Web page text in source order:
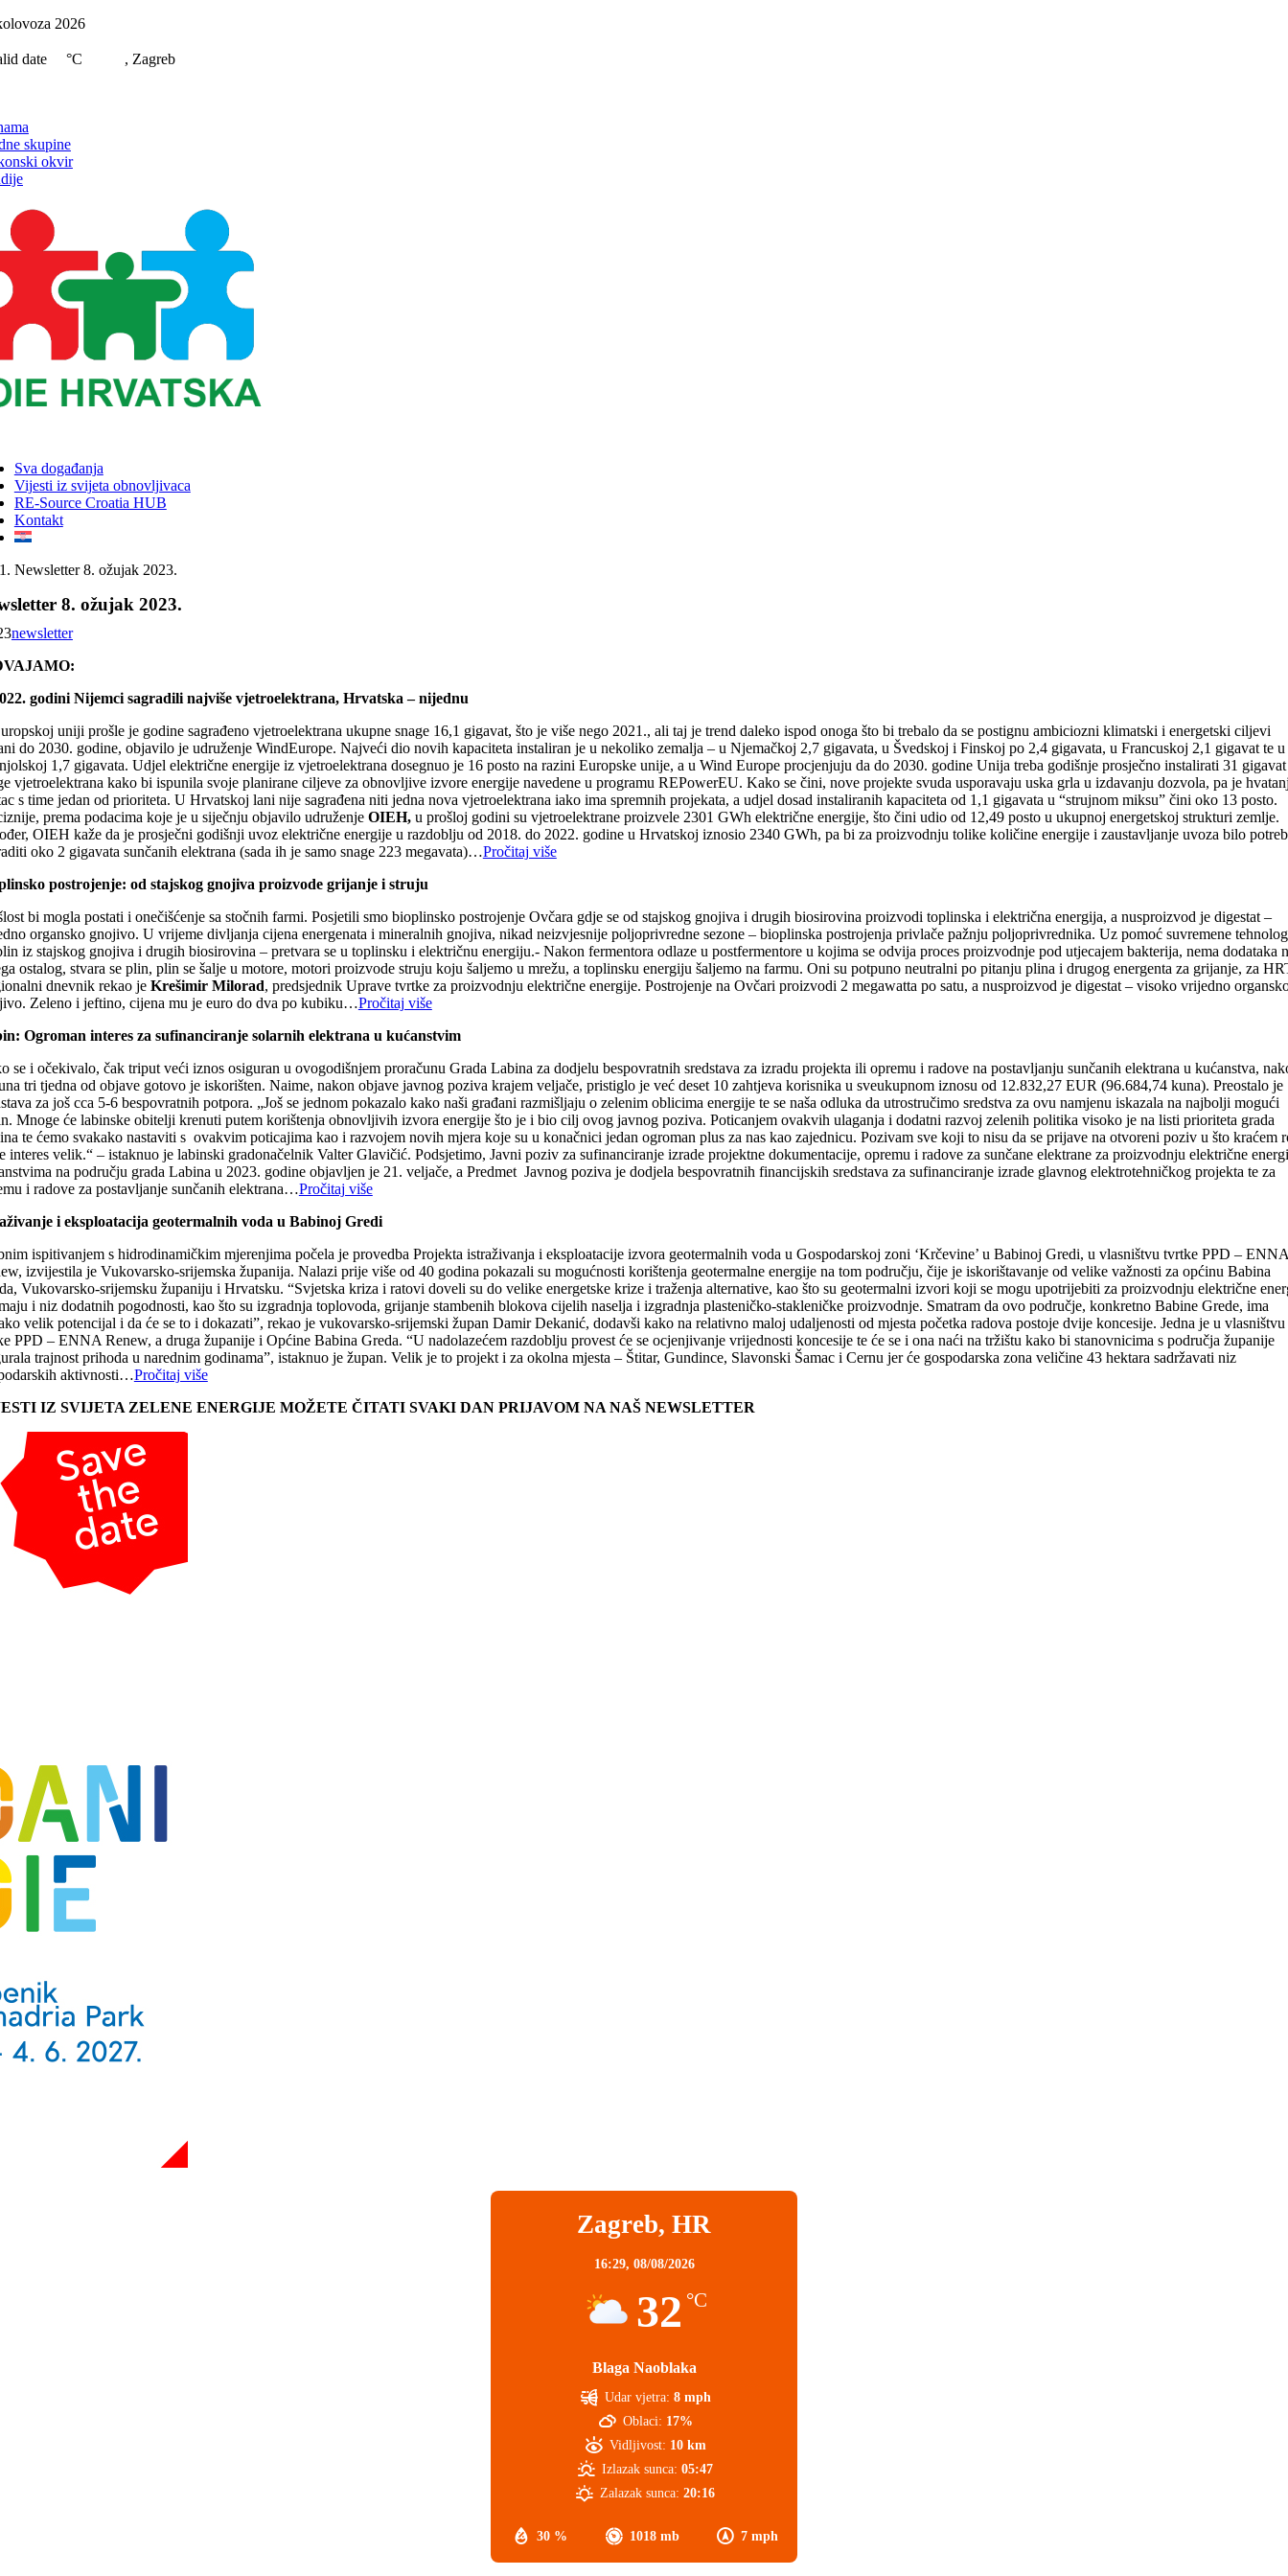
Skip
content
2026
date °C , Zagreb
skupine
okvir
Sva događanja
Vijesti iz svijeta obnovljivaca
RE-Source Croatia HUB
Kontakt
Newsletter 8. ožujak 2023.
8. ožujak 2023.
newsletter
godini Nijemci sagradili najviše vjetroelektrana, Hrvatska – nijednu
uniji prošle je godine sagrađeno vjetroelektrana ukupne snage 16,1 gigavat, što je više nego 2021., ali taj je trend daleko ispod onoga što bi trebalo da se postignu ambiciozni klimatski i energetski ciljevi
do 2030. godine, objavilo je udruženje WindEurope. Najveći dio novih kapaciteta instaliran je u nekoliko zemalja – u Njemačkoj 2,7 gigavata, u Švedskoj i Finskoj po 2,4 gigavata, u Francuskoj 2,1 gigavat te u
1,7 gigavata. Udjel električne energije iz vjetroelektrana dosegnuo je 16 posto na razini Europske unije, a u Wind Europe procjenjuju da do 2030. godine Unija treba godišnje prosječno instalirati 31 gigavat
vjetroelektrana kako bi ispunila svoje planirane ciljeve za obnovljive izvore energije navedene u programu REPowerEU. Kako se čini, nove projekte svuda usporavaju uska grla u izdavanju dozvola, pa je
s time jedan od prioriteta. U Hrvatskoj lani nije sagrađena niti jedna nova vjetroelektrana iako ima spremnih projekata, a udjel dosad instaliranih kapaciteta od 1,1 gigavata u “strujnom miksu” čini oko 13 posto.
prema podacima koje je u siječnju objavilo udruženje OIEH, u prošloj godini su vjetroelektrane proizvele 2301 GWh električne energije, što čini udio od 12,49 posto u ukupnoj energetskoj strukturi zemlje.
OIEH kaže da je prosječni godišnji uvoz električne energije u razdoblju od 2018. do 2022. godine u Hrvatskoj iznosio 2340 GWh, pa bi za proizvodnju tolike količine energije i zaustavljanje uvoza bilo
oko 2 gigavata sunčanih elektrana (sada ih je samo snage 223 megavata)…Pročitaj više
postrojenje: od stajskog gnojiva proizvode grijanje i struju
bi mogla postati i onečišćenje sa stočnih farmi. Posjetili smo bioplinsko postrojenje Ovčara gdje se od stajskog gnojiva i drugih biosirovina proizvodi toplinska i električna energija, a nusproizvod je digestat –
organsko gnojivo. U vrijeme divljanja cijena energenata i mineralnih gnojiva, nikad neizvjesnije poljoprivredne sezone – bioplinska postrojenja privlače pažnju poljoprivrednika. Uz pomoć suvremene
iz stajskog gnojiva i drugih biosirovina – pretvara se u toplinsku i električnu energiju.- Nakon fermentora odlaze u postfermentore u kojima se odvija proces proizvodnje pod utjecajem bakterija, nema dodataka
ostalog, stvara se plin, plin se šalje u motore, motori proizvode struju koju šaljemo u mrežu, a toplinsku energiju šaljemo na farmu. Oni su potpuno neutralni po pitanju plina i drugog energenta za grijanje, za
dnevnik rekao je Krešimir Milorad, predsjednik Uprave tvrtke za proizvodnju električne energije. Postrojenje na Ovčari proizvodi 2 megawatta po satu, a nusproizvod je digestat – visoko vrijedno
Zeleno i jeftino, cijena mu je euro do dva po kubiku…Pročitaj više
Ogroman interes za sufinanciranje solarnih elektrana u kućanstvim
se i očekivalo, čak triput veći iznos osiguran u ovogodišnjem proračunu Grada Labina za dodjelu bespovratnih sredstava za izradu projekta ili opremu i radove na postavljanju sunčanih elektrana u kućanstva,
tri tjedna od objave gotovo je iskorišten. Naime, nakon objave javnog poziva krajem veljače, pristiglo je već deset 10 zahtjeva korisnika u sveukupnom iznosu od 12.832,27 EUR (96.684,74 kuna). Preostalo je
za još cca 5-6 bespovratnih potpora. „Još se jednom pokazalo kako naši građani razmišljaju o zelenim oblicima energije te se naša odluka da utrostručimo sredstva za ovu namjenu iskazala na najbolji mogući
Mnoge će labinske obitelji krenuti putem korištenja obnovljivih izvora energije što je i bio cilj ovog javnog poziva. Poticanjem ovakvih ulaganja i dodatni razvoj zelenih politika visoko je na listi prioriteta grada
te ćemo svakako nastaviti s ovakvim poticajima kao i razvojem novih mjera koje su u konačnici jedan ogroman plus za nas kao zajednicu. Pozivam sve koji to nisu da se prijave na otvoreni poziv u što kraćem
interes velik.“ – istaknuo je labinski gradonačelnik Valter Glavičić. Podsjetimo, Javni poziv za sufinanciranje izrade projektne dokumentacije, opremu i radove za sunčane elektrane za proizvodnju električne
na području grada Labina u 2023. godine objavljen je 21. veljače, a Predmet Javnog poziva je dodjela bespovratnih financijskih sredstava za sufinanciranje izrade glavnog elektrotehničkog projekta te za
i radove za postavljanje sunčanih elektrana…Pročitaj više
i eksploatacija geotermalnih voda u Babinoj Gredi
ispitivanjem s hidrodinamičkim mjerenjima počela je provedba Projekta istraživanja i eksploatacije izvora geotermalnih voda u Gospodarskoj zoni ‘Krčevine’ u Babinoj Gredi, u vlasništvu tvrtke PPD – ENNA
izvijestila je Vukovarsko-srijemska županija. Nalazi prije više od 40 godina pokazali su mogućnosti korištenja geotermalne energije na tom području, čije je iskorištavanje od velike važnosti za općinu Babina
Vukovarsko-srijemsku županiju i Hrvatsku. “Svjetska kriza i ratovi doveli su do velike energetske krize i traženja alternative, kao što su geotermalni izvori koji se mogu upotrijebiti za proizvodnju električne
i niz dodatnih pogodnosti, kao što su izgradnja toplovoda, grijanje stambenih blokova cijelih naselja i izgradnja plasteničko-stakleničke proizvodnje. Smatram da ovo područje, konkretno Babine Grede, ima
velik potencijal i da će se to i dokazati”, rekao je vukovarsko-srijemski župan Damir Dekanić, dodavši kako na relativno maloj udaljenosti od mjesta početka radova postoje dvije koncesije. Jedna je u vlasništvu
PPD – ENNA Renew, a druga županije i Općine Babina Greda. “U nadolazećem razdoblju provest će se ocjenjivanje vrijednosti koncesije te će se i ona naći na tržištu kako bi stanovnicima s područja županije
trajnost prihoda u narednim godinama”, istaknuo je župan. Velik je to projekt i za okolna mjesta – Štitar, Gundince, Slavonski Šamac i Cernu jer će gospodarska zona veličine 43 hektara sadržavati niz
aktivnosti…Pročitaj više
IZ SVIJETA ZELENE ENERGIJE MOŽETE ČITATI SVAKI DAN PRIJAVOM NA NAŠ NEWSLETTER
Zagreb, HR
16:29, 08/08/2026
32 °C
Blaga Naoblaka
30 % 1018 mb 7 mph
Udar vjetra: 8 mph
Oblaci: 17%
Vidljivost: 10 km
Izlazak sunca: 05:47
Zalazak sunca: 20:16